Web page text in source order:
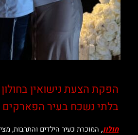
הפקת הצעת נישואין
בלתי נשכח בעיר הפארקים
חולון, המוכרת כעיר הילדים והתרבות,